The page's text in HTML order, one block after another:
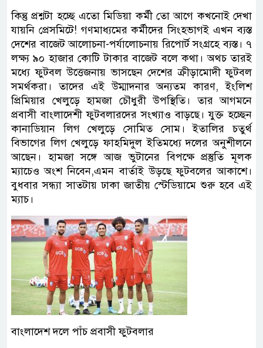
কিন্তু প্রশ্নটা হচ্ছে এতো মিডিয়া কর্মী তো আগে কখনোই দেখা
যায়নি প্রেসমিটে! গণমাধ্যমের কর্মীদের সিংহভাগই এখন ব্যস্ত
দেশের বাজেট আলোচনা-পর্যালোচনায় রিপোর্ট সংগ্রহে ব্যস্ত। ৭
লক্ষ্য ৯০ হাজার কোটি টাকার বাজেট বলে কথা। অথচ তারই
মধ্যে ফুটবল উত্তেজনায় ভাসছেন দেশের ক্রীড়ামোদী ফুটবল
সমর্থকরা। তাদের এই উম্মাদনার অন্যতম কারণ, ইংলিশ
প্রিমিয়ার খেলুড়ে হামজা চৌধুরী উপস্থিতি। তার আগমনে
প্রবাসী বাংলাদেশী ফুটবলারদের সংখ্যাও বাড়ছে। যুক্ত হচ্ছেন
কানাডিয়ান লিগ খেলুড়ে সোমিত সোম। ইতালির চতুর্থ
বিভাগের লিগ খেলুড়ে ফাহমিদুল ইতিমধ্যে দলের অনুশীলনে
আছেন। হামজা সঙ্গে আজ ভুটানের বিপক্ষে প্রস্তুতি মূলক
ম্যাচেও অংশ নিবেন,এমন বার্তাই উড়ছে ফুটবলের আকাশে।
বুধবার সন্ধ্যা সাতটায় ঢাকা জাতীয় স্টেডিয়ামে শুরু হবে এই
ম্যাচ।
বাংলাদেশ দলে পাঁচ প্রবাসী ফুটবলার